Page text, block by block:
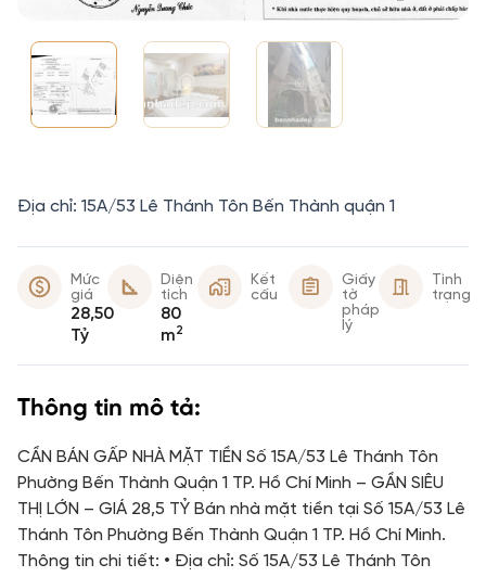
Địa chỉ: 15A/53 Lê Thánh Tôn Bến Thành quận 1
Mức
giá
28,50
Tỷ
Diện
tích
80
m2
Kết
cấu
Giấy
tờ
pháp
lý
Tình
trạng
Thông tin mô tả:
CẦN BÁN GẤP NHÀ MẶT TIỀN Số 15A/53 Lê Thánh Tôn
Phường Bến Thành Quận 1 TP. Hồ Chí Minh – GẦN SIÊU
THỊ LỚN – GIÁ 28,5 TỶ Bán nhà mặt tiền tại Số 15A/53 Lê
Thánh Tôn Phường Bến Thành Quận 1 TP. Hồ Chí Minh.
Thông tin chi tiết: • Địa chỉ: Số 15A/53 Lê Thánh Tôn